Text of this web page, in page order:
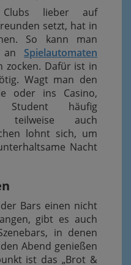
lieber auf
setzt, hat in
So kann man
an Spielautomaten
zocken. Dafür ist in
Wagt man den
oder ins Casino,
häufig
teilweise auch
lohnt sich, um
Nacht
Bars einen nicht
gibt es auch
in denen
Abend genießen
ist das „Brot &